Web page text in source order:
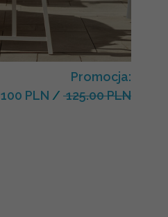
Promocja:
100 PLN / 125.00 PLN